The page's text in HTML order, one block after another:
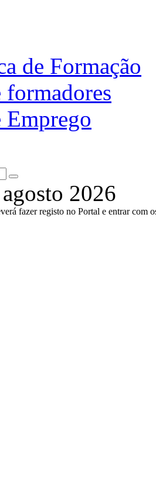
de Formação
formadores
Emprego
2026
fazer registo no Portal e entrar com